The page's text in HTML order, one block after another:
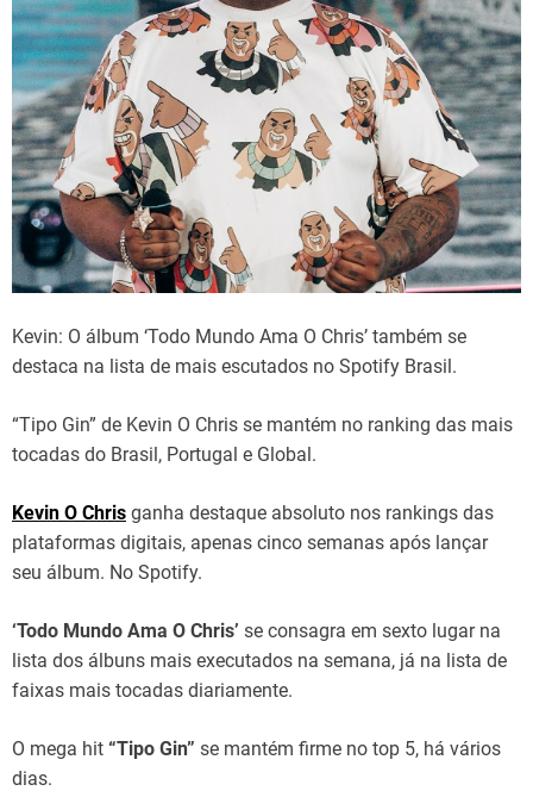
Kevin: O álbum ‘Todo Mundo Ama O Chris’ também se
destaca na lista de mais escutados no Spotify Brasil.
“Tipo Gin” de Kevin O Chris se mantém no ranking das mais
tocadas do Brasil, Portugal e Global.
Kevin O Chris ganha destaque absoluto nos rankings das
plataformas digitais, apenas cinco semanas após lançar
seu álbum. No Spotify.
‘Todo Mundo Ama O Chris’ se consagra em sexto lugar na
lista dos álbuns mais executados na semana, já na lista de
faixas mais tocadas diariamente.
O mega hit “Tipo Gin” se mantém firme no top 5, há vários
dias.